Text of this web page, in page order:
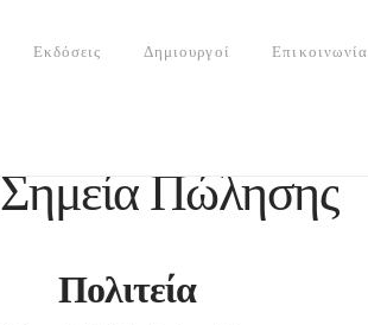
Εκδόσεις Δημιουργοί Επικοινωνία
Σημεία Πώλησης
Πολιτεία